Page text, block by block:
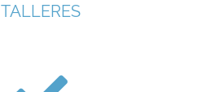
TALLERES